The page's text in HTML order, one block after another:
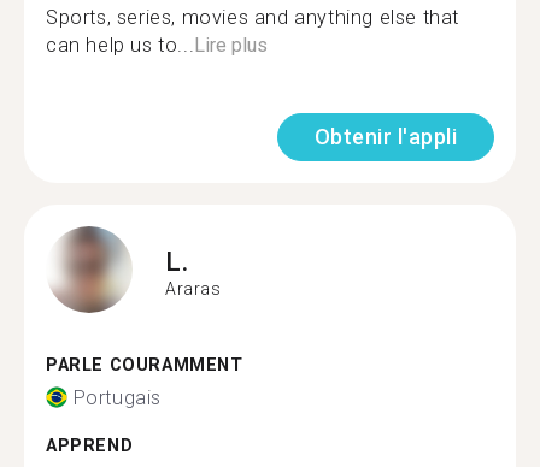
Sports, series, movies and anything else that
can help us to...Lire plus
Obtenir l'appli
L.
Araras
PARLE COURAMMENT
Portugais
APPREND